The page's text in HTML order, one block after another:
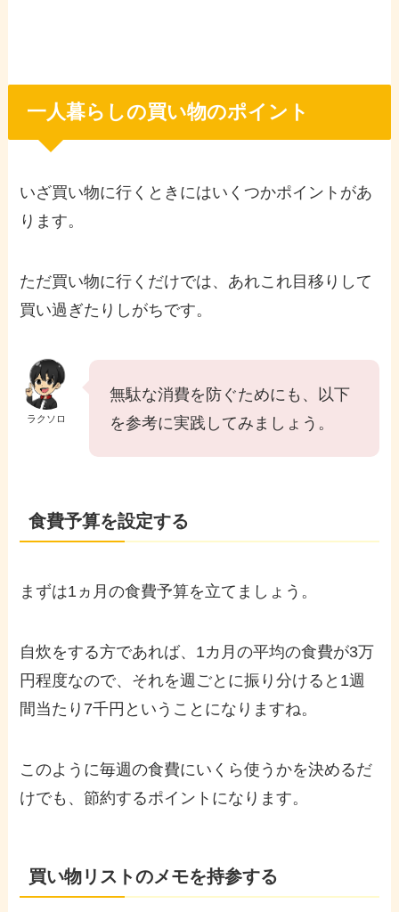
一人暮らしの買い物のポイント
いざ買い物に行くときにはいくつかポイントがあ
ります。
ただ買い物に行くだけでは、あれこれ目移りして
買い過ぎたりしがちです。
ラクソロ
無駄な消費を防ぐためにも、以下
を参考に実践してみましょう。
食費予算を設定する
まずは1ヵ月の食費予算を立てましょう。
自炊をする方であれば、1カ月の平均の食費が3万
円程度なので、それを週ごとに振り分けると1週
間当たり7千円ということになりますね。
このように毎週の食費にいくら使うかを決めるだ
けでも、節約するポイントになります。
買い物リストのメモを持参する